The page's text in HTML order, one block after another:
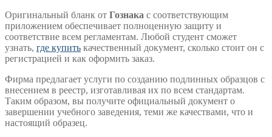
Оригинальный бланк от Гознака с соответствующим
приложением обеспечивает полноценную защиту и
соответствие всем регламентам. Любой студент сможет
узнать, где купить качественный документ, сколько стоит он с
регистрацией и как оформить заказ.
Фирма предлагает услуги по созданию подлинных образцов с
внесением в реестр, изготавливая их по всем стандартам.
Таким образом, вы получите официальный документ о
завершении учебного заведения, теми же качествами, что и
настоящий образец.